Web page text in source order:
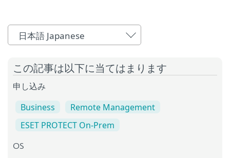
日本語 Japanese
この記事は以下に当てはまります
申し込み
Business
Remote Management
ESET PROTECT On-Prem
OS